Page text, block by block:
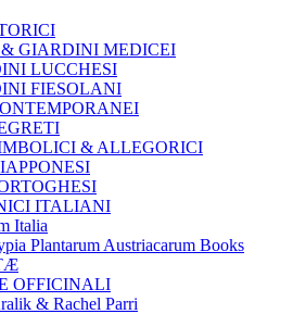
GIARDINI MEDICEI
LUCCHESI
FIESOLANI
& ALLEGORICI
ITALIANI
Italia
Plantarum Austriacarum Books
OFFICINALI
& Rachel Parri